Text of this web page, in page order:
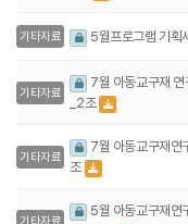
기타자료 5월프로그램 기획
기타자료
7월 아동교구재 연
_2조
기타자료
7월 아동교구재연
조
기타자료
5월 아동교구재연